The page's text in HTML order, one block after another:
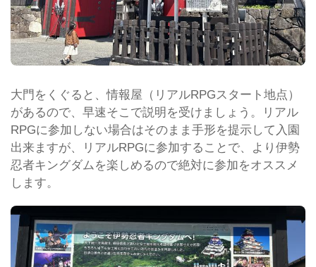
大門をくぐると、情報屋（リアルRPGスタート地点）
があるので、早速そこで説明を受けましょう。リアル
RPGに参加しない場合はそのまま手形を提示して入園
出来ますが、リアルRPGに参加することで、より伊勢
忍者キングダムを楽しめるので絶対に参加をオススメ
します。